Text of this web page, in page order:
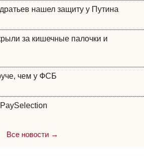
нашел защиту у Путина
за кишечные палочки и
чем у ФСБ
Все новости →